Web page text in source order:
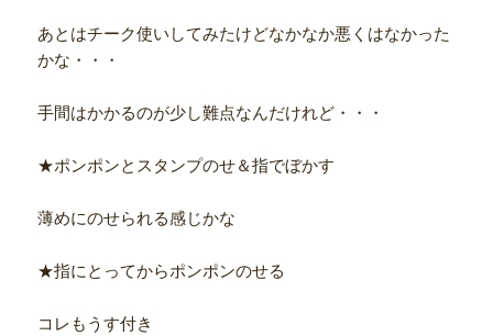
あとはチーク使いしてみたけどなかなか悪くはなかった
かな・・・
手間はかかるのが少し難点なんだけれど・・・
★ポンポンとスタンプのせ＆指でぼかす
薄めにのせられる感じかな
★指にとってからポンポンのせる
コレもうす付き